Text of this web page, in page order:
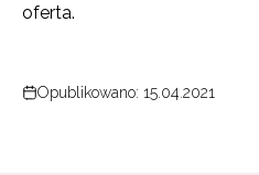
oferta.
Opublikowano: 15.04.2021